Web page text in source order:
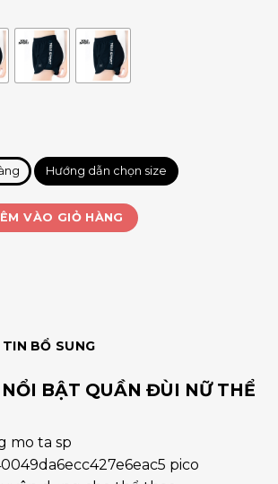
Hướng dẫn chọn size
chữ bên số lượng
VÀO GIỎ HÀNG
BỔ SUNG
BẬT QUẦN ĐÙI NỮ THỂ